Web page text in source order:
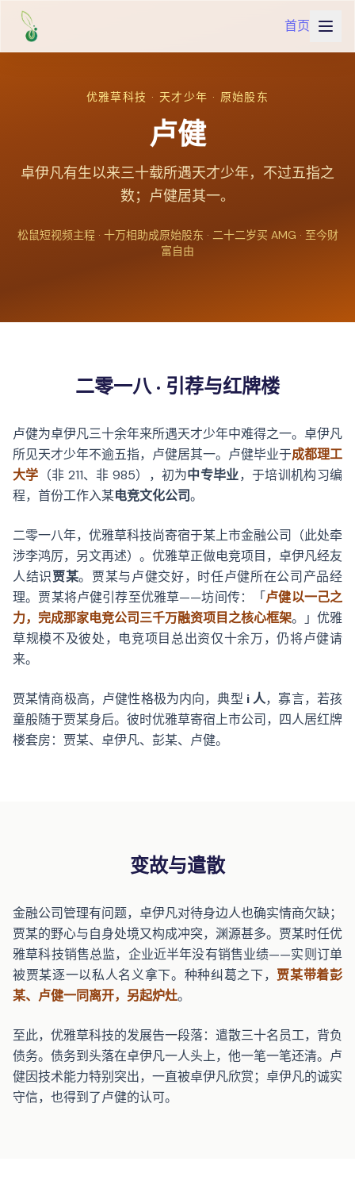
首页
优雅草科技 · 天才少年 · 原始股东
卢健
卓伊凡有生以来三十载所遇天才少年，不过五指之
数；卢健居其一。
松鼠短视频主程 · 十万相助成原始股东 · 二十二岁买 AMG · 至今财
富自由
二零一八 · 引荐与红牌楼
卢健为卓伊凡三十余年来所遇天才少年中难得之一。卓伊凡
所见天才少年不逾五指，卢健居其一。卢健毕业于成都理工
大学 （非 211、非 985），初为中专毕业，于培训机构习编
程，首份工作入某电竞文化公司。
二零一八年，优雅草科技尚寄宿于某上市金融公司（此处牵
涉李鸿厉，另文再述）。优雅草正做电竞项目，卓伊凡经友
人结识贾某。贾某与卢健交好，时任卢健所在公司产品经
理。贾某将卢健引荐至优雅草——坊间传：「 卢健以一己之
力，完成那家电竞公司三千万融资项目之核心框架。」优雅
草规模不及彼处，电竞项目总出资仅十余万，仍将卢健请
来。
贾某情商极高，卢健性格极为内向，典型 i 人，寡言，若孩
童般随于贾某身后。彼时优雅草寄宿上市公司，四人居红牌
楼套房：贾某、卓伊凡、彭某、卢健。
变故与遣散
金融公司管理有问题，卓伊凡对待身边人也确实情商欠缺；
贾某的野心与自身处境又构成冲突，渊源甚多。贾某时任优
雅草科技销售总监，企业近半年没有销售业绩——实则订单
被贾某逐一以私人名义拿下。种种纠葛之下， 贾某带着彭
某、卢健一同离开，另起炉灶。
至此，优雅草科技的发展告一段落：遣散三十名员工，背负
债务。债务到头落在卓伊凡一人头上，他一笔一笔还清。卢
健因技术能力特别突出，一直被卓伊凡欣赏；卓伊凡的诚实
守信，也得到了卢健的认可。